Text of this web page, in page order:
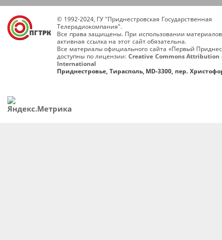
© 1992-2024, ГУ "Приднестровская Государственная
Телерадиокомпания".
Все права защищены. При использовании
активная ссылка на этот сайт обязательна.
Все материалы официального сайта «Первый
доступны по лицензии: Creative Commons Attribution
International
Приднестровье, Тирасполь, MD-3300, пер.